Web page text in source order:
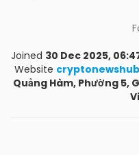
Joined 30 Dec 2025,
Website
Quảng Hàm, Phường 5,